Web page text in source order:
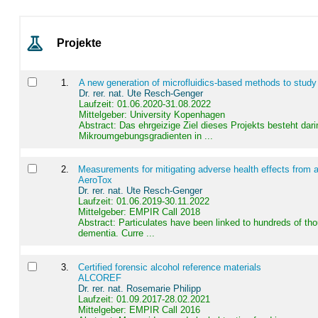
Projekte
1
A new generation of microfluidics-based methods to
Dr. rer. nat. Ute Resch-Genger
Laufzeit: 01.06.2020-31.08.2022
Mittelgeber: University Kopenhagen
Abstract: Das ehrgeizige Ziel dieses Projekts besteht
Mikroumgebungsgradienten in ...
2.
Measurements for mitigating adverse health effects from
AeroTox
Dr. rer. nat. Ute Resch-Genger
Laufzeit: 01.06.2019-30.11.2022
Mittelgeber: EMPIR Call 2018
Abstract: Particulates have been linked to hundreds of
dementia. Curre ...
3.
Certified forensic alcohol reference materials
ALCOREF
Dr. rer. nat. Rosemarie Philipp
Laufzeit: 01.09.2017-28.02.2021
Mittelgeber: EMPIR Call 2016